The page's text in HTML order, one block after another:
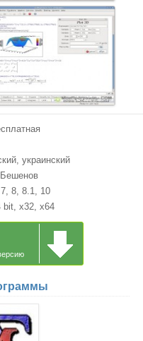
украинский
Бешенов
8, 8.1, 10
bit, x32, x64